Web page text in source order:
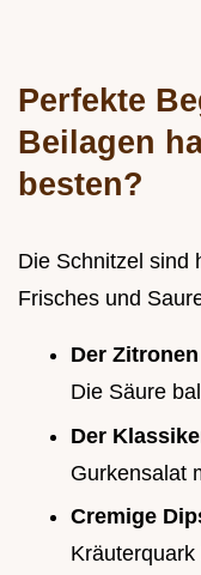
Perfekte
Beilagen
besten?
Die Schnitzel sind
Frisches und
Der
Die Säure
Der
Gurkensalat
Cremige